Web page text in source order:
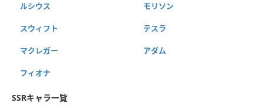
ルシウス モリソン
スウィフト テスラ
マクレガー アダム
フィオナ
SSRキャラ一覧